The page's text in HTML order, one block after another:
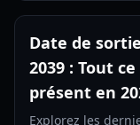
Date de
2039 : Tout
présent en
Explorez les